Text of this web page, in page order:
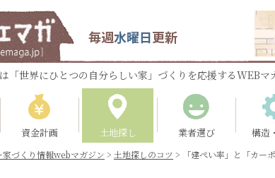
毎週水曜日更新
「世界にひとつの自分らしい家」づくりを応援するWEBマ
資金計画 土地探し 業者選び 構造
家づくり情報webマガジン > 土地探しのコツ > 「建ぺい率」と「カー